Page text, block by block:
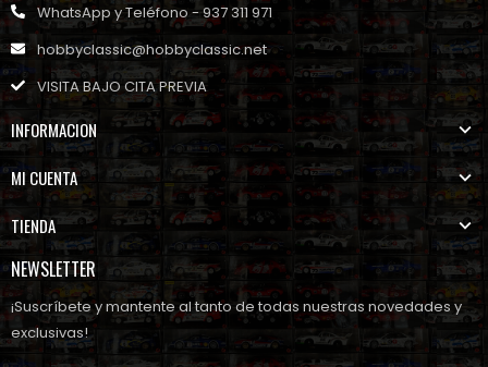
WhatsApp y Teléfono - 937 311 971
hobbyclassic@hobbyclassic.net
VISITA BAJO CITA PREVIA
INFORMACION
MI CUENTA
TIENDA
NEWSLETTER
¡Suscríbete y mantente al tanto de todas nuestras novedades y
exclusivas!